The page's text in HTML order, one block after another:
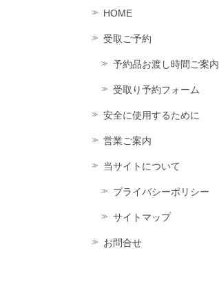
HOME
受取ご予約
予約品お渡し時間ご案内
受取り予約フォーム
安全に使用するために
営業ご案内
当サイトについて
プライバシーポリシー
サイトマップ
お問合せ